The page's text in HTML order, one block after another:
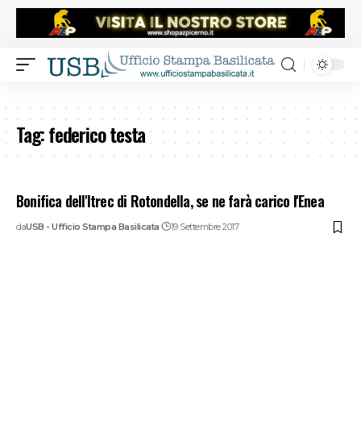
Tag:federico testa
Bonifica dell'Itrec di Rotondella, se ne farà carico l'Enea
daUSB - Ufficio Stampa Basilicata 19 Settembre 2017